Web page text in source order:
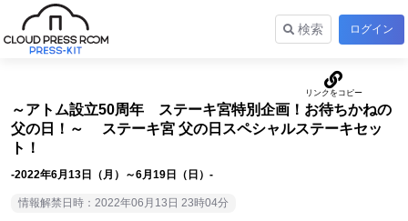
検索 ログイン
～アトム設立50周年 ステーキ宮特別企画！お待ちかねの
父の日！～ ステーキ宮 父の日スペシャルステーキセッ
ト！
-2022年6月13日（月）～6月19日（日）-
情報解禁日時：2022年06月13日 23時04分